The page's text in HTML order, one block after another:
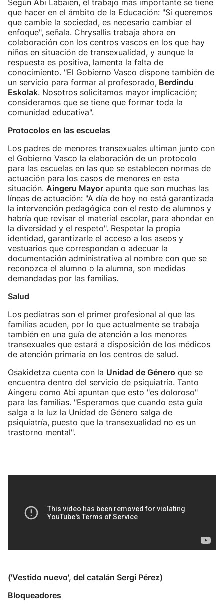
Según Abi Labaien, el trabajo más importante se tiene
que hacer en el ámbito de la Educación: "Si queremos
que cambie la sociedad, es necesario cambiar el
enfoque", señala. Chrysallis trabaja ahora en
colaboración con los centros vascos en los que hay
niños en situación de transexualidad, y aunque la
respuesta es positiva, lamenta la falta de
conocimiento. "El Gobierno Vasco dispone también de
un servicio para formar al profesorado, Berdindu
Eskolak. Nosotros solicitamos mayor implicación;
consideramos que se tiene que formar toda la
comunidad educativa".
Protocolos en las escuelas
Los padres de menores transexuales ultiman junto con
el Gobierno Vasco la elaboración de un protocolo
para las escuelas en las que se establecen normas de
actuación para los casos de menores en esta
situación. Aingeru Mayor apunta que son muchas las
líneas de actuación: "A día de hoy no está garantizada
la intervención pedagógica con el resto de alumnos y
habría que revisar el material escolar, para ahondar en
la diversidad y el respeto". Respetar la propia
identidad, garantizarle el acceso a los aseos y
vestuarios que correspondan o adecuar la
documentación administrativa al nombre con que se
reconozca el alumno o la alumna, son medidas
demandadas por las familias.
Salud
Los pediatras son el primer profesional al que las
familias acuden, por lo que actualmente se trabaja
también en una guía de atención a los menores
transexuales que estará a disposición de los médicos
de atención primaria en los centros de salud.
Osakidetza cuenta con la Unidad de Género que se
encuentra dentro del servicio de psiquiatría. Tanto
Aingeru como Abi apuntan que esto "es doloroso"
para las familias. "Esperamos que cuando esta guía
salga a la luz la Unidad de Género salga de
psiquiatría, puesto que la transexualidad no es un
trastorno mental".
('Vestido nuevo', del catalán Sergi Pérez)
Bloqueadores